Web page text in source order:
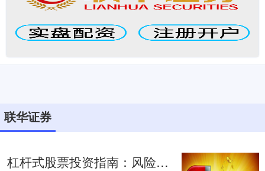
联华证券
杠杆式股票投资指南：风险与收益解析